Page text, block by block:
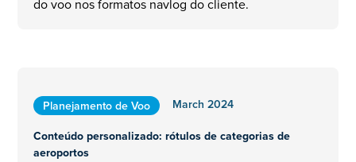
do voo nos formatos navlog do cliente.
Planejamento de Voo
March 2024
Conteúdo personalizado: rótulos de categorias de
aeroportos